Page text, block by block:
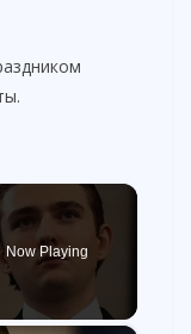
Now Playing